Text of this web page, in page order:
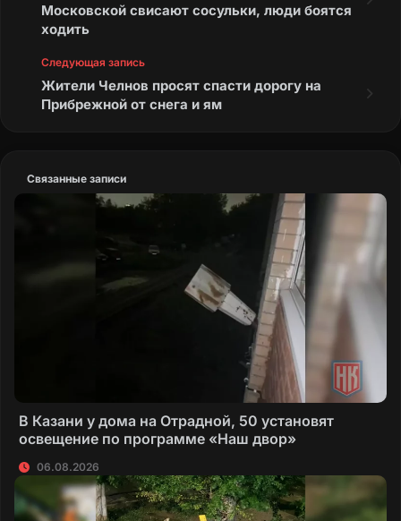
Московской свисают сосульки, люди боятся
ходить
Следующая запись
Жители Челнов просят спасти дорогу на
Прибрежной от снега и ям
Связанные записи
В Казани у дома на Отрадной, 50 установят
освещение по программе «Наш двор»
06.08.2026